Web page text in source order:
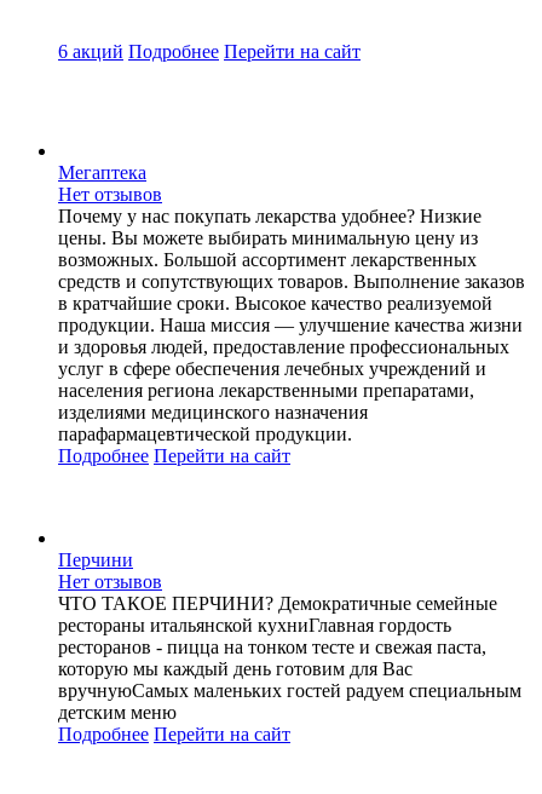
6 акций Подробнее Перейти на сайт
Мегаптека
Нет отзывов
Почему у нас покупать лекарства удобнее? Низкие
цены. Вы можете выбирать минимальную цену из
возможных. Большой ассортимент лекарственных
средств и сопутствующих товаров. Выполнение заказов
в кратчайшие сроки. Высокое качество реализуемой
продукции. Наша миссия — улучшение качества жизни
и здоровья людей, предоставление профессиональных
услуг в сфере обеспечения лечебных учреждений и
населения региона лекарственными препаратами,
изделиями медицинского назначения
парафармацевтической продукции.
Подробнее Перейти на сайт
Перчини
Нет отзывов
ЧТО ТАКОЕ ПЕРЧИНИ? Демократичные семейные
рестораны итальянской кухниГлавная гордость
ресторанов - пицца на тонком тесте и свежая паста,
которую мы каждый день готовим для Вас
вручнуюСамых маленьких гостей радуем специальным
детским меню
Подробнее Перейти на сайт